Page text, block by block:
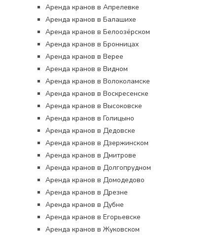
Аренда кранов в Апрелевке
Аренда кранов в Балашихе
Аренда кранов в Белоозёрском
Аренда кранов в Бронницах
Аренда кранов в Верее
Аренда кранов в Видном
Аренда кранов в Волоколамске
Аренда кранов в Воскресенске
Аренда кранов в Высоковске
Аренда кранов в Голицыно
Аренда кранов в Дедовске
Аренда кранов в Дзержинском
Аренда кранов в Дмитрове
Аренда кранов в Долгопрудном
Аренда кранов в Домодедово
Аренда кранов в Дрезне
Аренда кранов в Дубне
Аренда кранов в Егорьевске
Аренда кранов в Жуковском